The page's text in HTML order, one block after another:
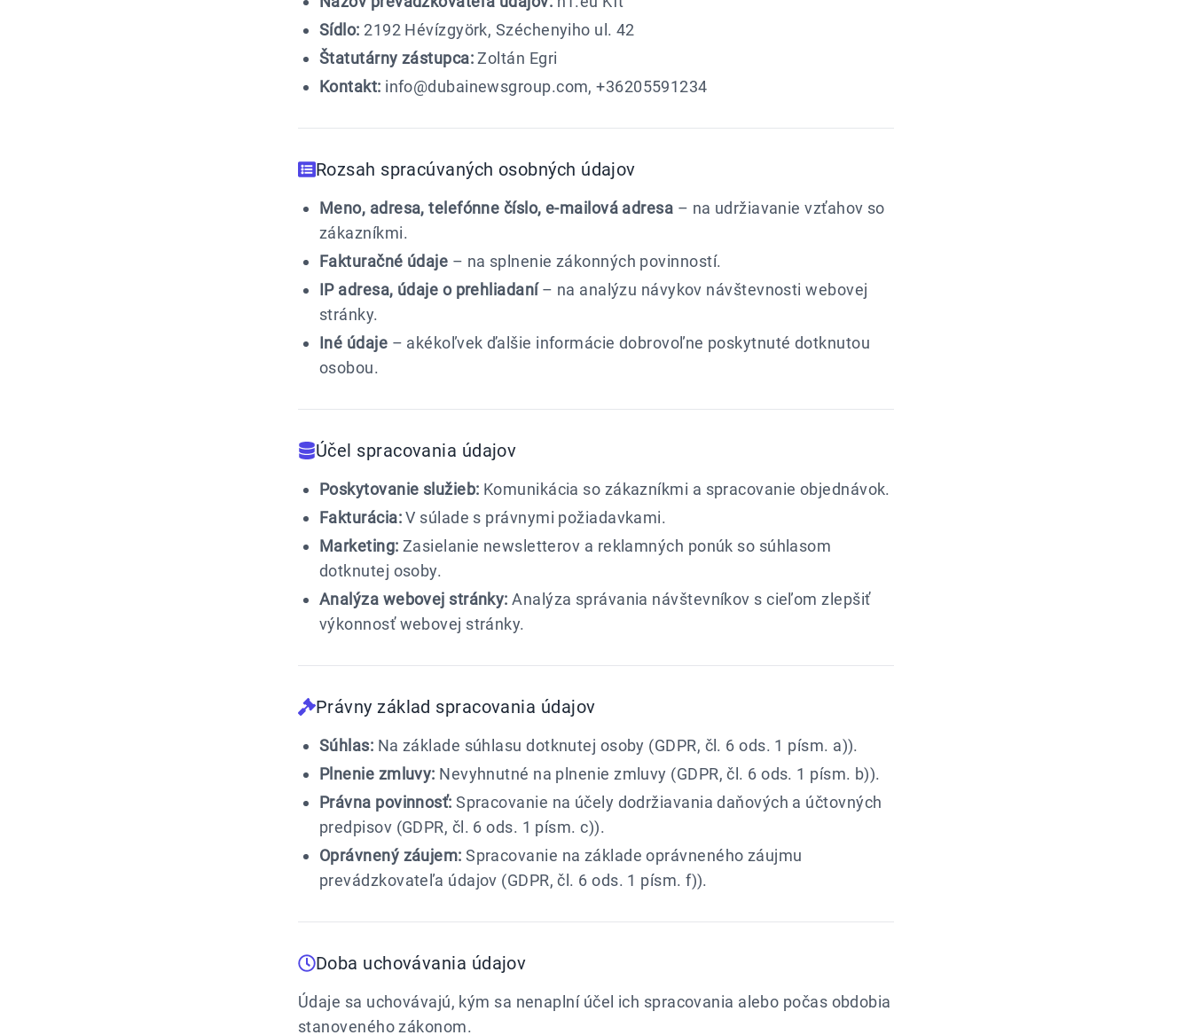
Sídlo: 2192 Hévízgyörk, Széchenyiho ul. 42
Štatutárny zástupca: Zoltán Egri
Kontakt: info@dubainewsgroup.com, +36205591234
Rozsah spracúvaných osobných údajov
Meno, adresa, telefónne číslo, e-mailová adresa – na udržiavanie vzťahov so
zákazníkmi.
Fakturačné údaje – na splnenie zákonných povinností.
IP adresa, údaje o prehliadaní– na analýzu návykov návštevnosti webovej
stránky.
Iné údaje – akékoľvek ďalšie informácie dobrovoľne poskytnuté dotknutou
osobou.
Účel spracovania údajov
Poskytovanie služieb: Komunikácia so zákazníkmi a spracovanie objednávok.
Fakturácia:V súlade s právnymi požiadavkami.
Marketing: Zasielanie newsletterov a reklamných ponúk so súhlasom
dotknutej osoby.
Analýza webovej stránky: Analýza správania návštevníkov s cieľom zlepšiť
výkonnosť webovej stránky.
Právny základ spracovania údajov
Súhlas: Na základe súhlasu dotknutej osoby (GDPR, čl. 6 ods. 1 písm. a)).
Plnenie zmluvy: Nevyhnutné na plnenie zmluvy (GDPR, čl. 6 ods. 1 písm. b)).
Právna povinnosť: Spracovanie na účely dodržiavania daňových a účtovných
predpisov (GDPR, čl. 6 ods. 1 písm. c)).
Oprávnený záujem: Spracovanie na základe oprávneného záujmu
prevádzkovateľa údajov (GDPR, čl. 6 ods. 1 písm. f)).
Doba uchovávania údajov
Údaje sa uchovávajú, kým sa nenaplní účel ich spracovania alebo počas obdobia
stanoveného zákonom.